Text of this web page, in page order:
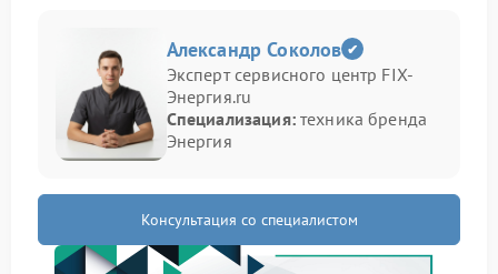
Признаки проблемы
Определить неполадки можно по характерным
изменениям в работе устройства.
Отключение подключенного оборудования
Иногда добавляются резкие изменения в работе
без видимых причин.
Александр Соколов
Эксперт сервисного центр FIX-
Энергия.ru
Специализация:техника бренда
Энергия
Консультация со специалистом